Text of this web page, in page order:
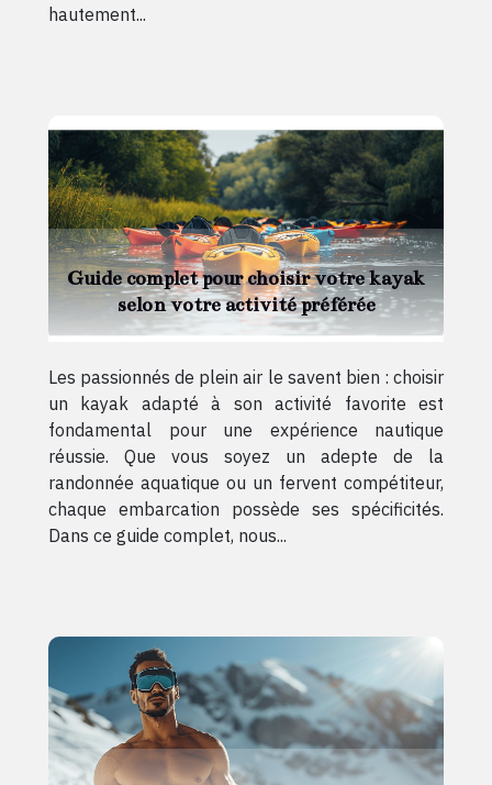
hautement...
Guide complet pour choisir votre kayak
selon votre activité préférée
Les passionnés de plein air le savent bien : choisir
un kayak adapté à son activité favorite est
fondamental pour une expérience nautique
réussie. Que vous soyez un adepte de la
randonnée aquatique ou un fervent compétiteur,
chaque embarcation possède ses spécificités.
Dans ce guide complet, nous...